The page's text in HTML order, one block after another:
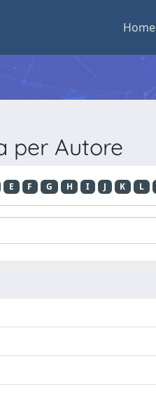
Home
per Autore
E F G H I J K L